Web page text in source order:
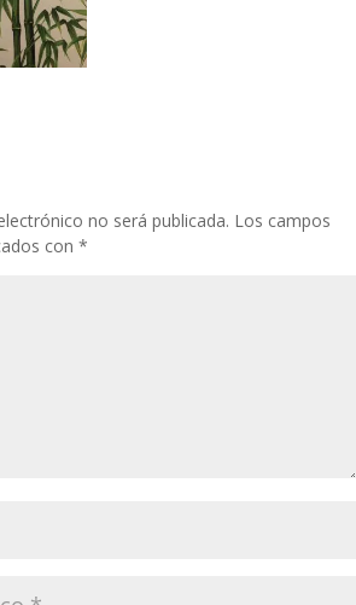
no será publicada. Los campos
con *